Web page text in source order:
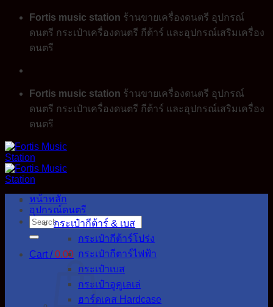
Skip
content
Fortis music station ร้านขายเครื่องดนตรี อุปกรณ์
ดนตรี กระเป๋าเครื่องดนตรี กีต้าร์ และอุปกรณ์เสริมเครื่อง
ดนตรี
Fortis music station ร้านขายเครื่องดนตรี อุปกรณ์
ดนตรี กระเป๋าเครื่องดนตรี กีต้าร์ และอุปกรณ์เสริมเครื่อง
ดนตรี
Search
for:
Cart /0.00
หน้าหลัก
อุปกรณ์ดนตรี
กระเป๋ากีต้าร์ & เบส
กระเป๋ากีต้าร์โปร่ง
กระเป๋ากีตาร์ไฟฟ้า
กระเป๋าเบส
กระเป๋าอูคูเลเล่
ฮาร์ดเคส Hardcase